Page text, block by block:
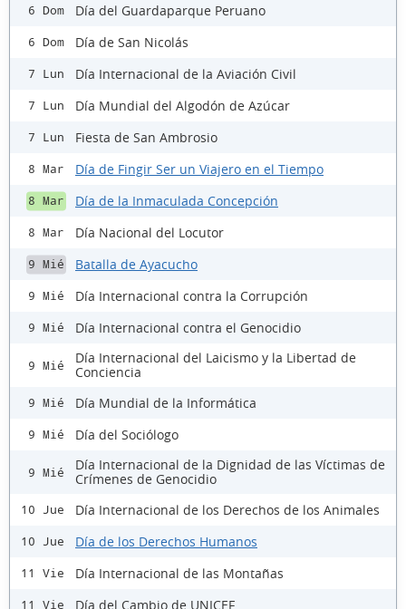
6 Dom Día del Guardaparque Peruano
6 Dom Día de San Nicolás
7 Lun Día Internacional de la Aviación Civil
7 Lun Día Mundial del Algodón de Azúcar
7 Lun Fiesta de San Ambrosio
8 Mar Día de Fingir Ser un Viajero en el Tiempo
8 Mar Día de la Inmaculada Concepción
8 Mar Día Nacional del Locutor
9 Mié Batalla de Ayacucho
9 Mié Día Internacional contra la Corrupción
9 Mié Día Internacional contra el Genocidio
9 Mié
Día Internacional del Laicismo y la Libertad de
Conciencia
9 Mié Día Mundial de la Informática
9 Mié Día del Sociólogo
9 Mié
Día Internacional de la Dignidad de las Víctimas de
Crímenes de Genocidio
10 Jue Día Internacional de los Derechos de los Animales
10 Jue Día de los Derechos Humanos
11 Vie Día Internacional de las Montañas
11 Vie Día del Cambio de UNICEF